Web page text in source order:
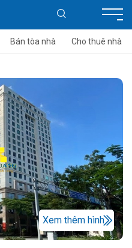
Bán tòa nhà Cho thuê nhà
Xem thêm hình